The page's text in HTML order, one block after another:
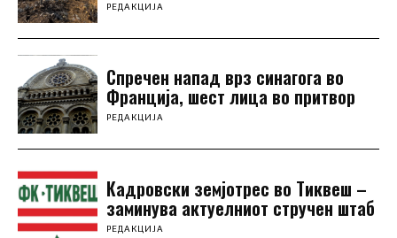
РЕДАКЦИЈА
Спречен напад врз синагога во
Франција, шест лица во притвор
РЕДАКЦИЈА
Кадровски земјотрес во Тиквеш –
заминува актуелниот стручен штаб
РЕДАКЦИЈА